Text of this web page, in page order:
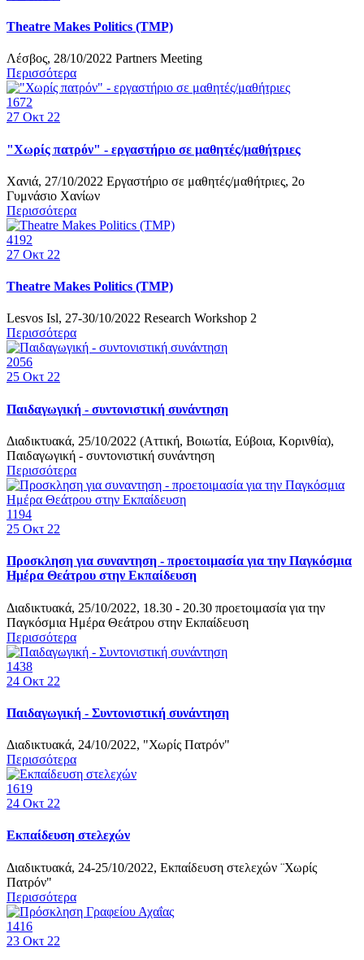
Theatre Makes Politics (TMP)
Λέσβος, 28/10/2022 Partners Meeting
Περισσότερα
1672
27 Οκτ 22
"Χωρίς πατρόν" - εργαστήριο σε μαθητές/μαθήτριες
Χανιά, 27/10/2022 Εργαστήριο σε μαθητές/μαθήτριες, 2ο
Γυμνάσιο Χανίων
Περισσότερα
4192
27 Οκτ 22
Theatre Makes Politics (TMP)
Lesvos Isl, 27-30/10/2022 Research Workshop 2
Περισσότερα
2056
25 Οκτ 22
Παιδαγωγική - συντονιστική συνάντηση
Διαδικτυακά, 25/10/2022 (Αττική, Βοιωτία, Εύβοια, Κορινθία),
Παιδαγωγική - συντονιστική συνάντηση
Περισσότερα
1194
25 Οκτ 22
Προσκληση για συναντηση - προετοιμασία για την Παγκόσμια
Ημέρα Θεάτρου στην Εκπαίδευση
Διαδικτυακά, 25/10/2022, 18.30 - 20.30 προετοιμασία για την
Παγκόσμια Ημέρα Θεάτρου στην Εκπαίδευση
Περισσότερα
1438
24 Οκτ 22
Παιδαγωγική - Συντονιστική συνάντηση
Διαδικτυακά, 24/10/2022, "Χωρίς Πατρόν"
Περισσότερα
1619
24 Οκτ 22
Εκπαίδευση στελεχών
Διαδικτυακά, 24-25/10/2022, Εκπαίδευση στελεχών ¨Χωρίς
Πατρόν"
Περισσότερα
1416
23 Οκτ 22